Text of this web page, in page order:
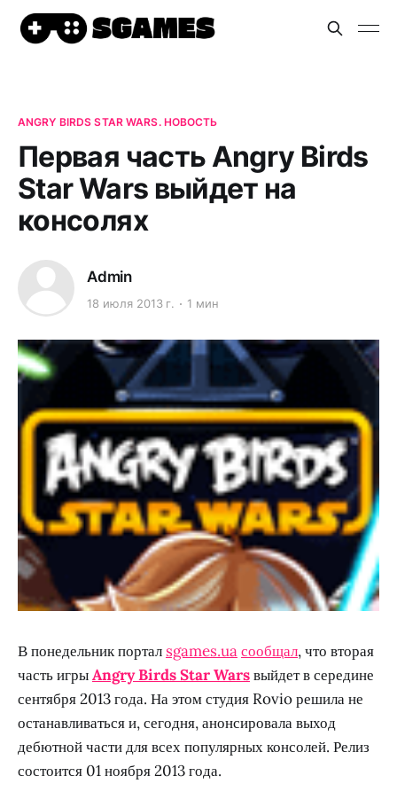
ANGRY BIRDS STAR WARS. НОВОСТЬ
Первая часть Angry Birds
Star Wars выйдет на
консолях
Admin
18 июля 2013 г. 1 мин
В понедельник портал sgames.uaсообщал, что вторая
часть игрыAngry Birds Star Warsвыйдет в середине
сентября 2013 года. На этом студия Rovio решила не
останавливаться и, сегодня, анонсировала выход
дебютной части для всех популярных консолей. Релиз
состоится 01 ноября 2013 года.